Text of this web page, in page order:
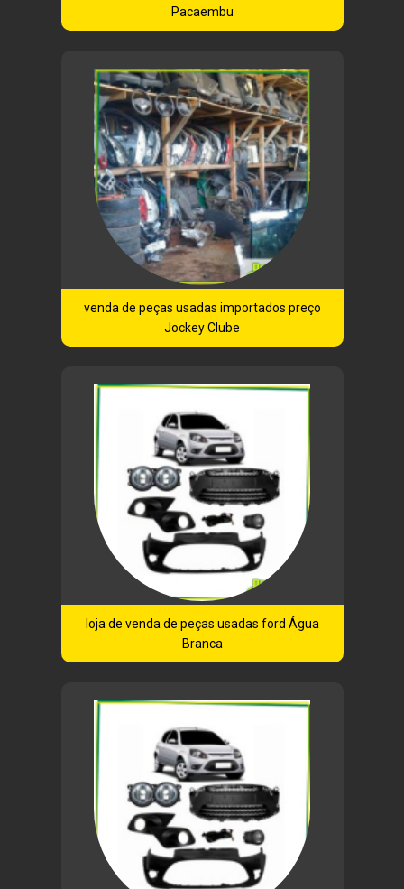
Pacaembu
venda de peças usadas importados preço
Jockey Clube
loja de venda de peças usadas ford Água
Branca